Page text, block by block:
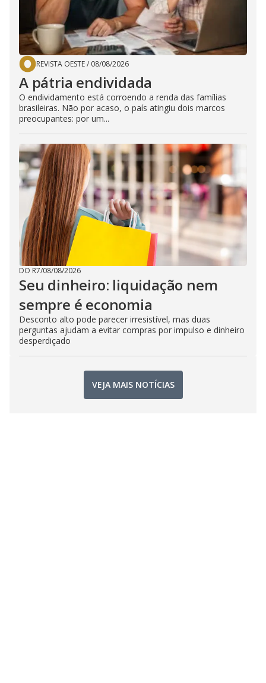
REVISTA OESTE/ 08/08/2026
A pátria endividada
O endividamento está corroendo a renda das famílias
brasileiras. Não por acaso, o país atingiu dois marcos
preocupantes: por um...
DO R7/08/08/2026
Seu dinheiro: liquidação nem
sempre é economia
Desconto alto pode parecer irresistível, mas duas
perguntas ajudam a evitar compras por impulso e dinheiro
desperdiçado
VEJA MAIS NOTÍCIAS